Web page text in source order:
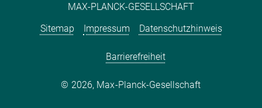
MAX-PLANCK-GESELLSCHAFT
Sitemap
Impressum Datenschutzhinweis
Barrierefreiheit
2026, Max-Planck-Gesellschaft